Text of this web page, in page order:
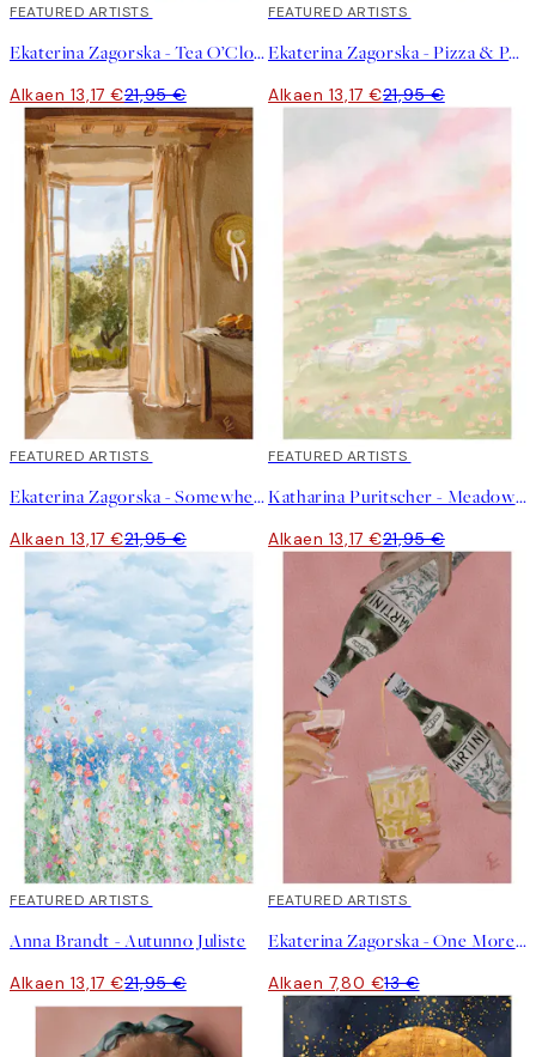
40%*
FEATURED ARTISTS
Ekaterina Zagorska - Tea O’Clock Juliste
Alkaen 13,17 €21,95 €
40%*
FEATURED ARTISTS
Ekaterina Zagorska - Pizza & Pasta Party Juliste
Alkaen 13,17 €21,95 €
40%*
FEATURED ARTISTS
Ekaterina Zagorska - Somewhere I Want to Be Juliste
Alkaen 13,17 €21,95 €
40%*
FEATURED ARTISTS
Katharina Puritscher - Meadow Juliste
Alkaen 13,17 €21,95 €
40%*
FEATURED ARTISTS
Anna Brandt - Autunno Juliste
Alkaen 13,17 €21,95 €
40%*
FEATURED ARTISTS
Ekaterina Zagorska - One More Martini Please Juliste
Alkaen 7,80 €13 €